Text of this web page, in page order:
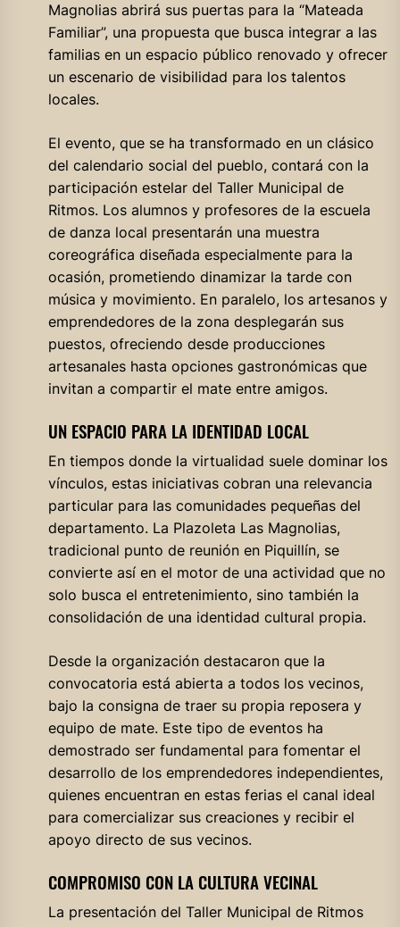
Magnolias abrirá sus puertas para la “Mateada
Familiar”, una propuesta que busca integrar a las
familias en un espacio público renovado y ofrecer
un escenario de visibilidad para los talentos
locales.
El evento, que se ha transformado en un clásico
del calendario social del pueblo, contará con la
participación estelar del Taller Municipal de
Ritmos. Los alumnos y profesores de la escuela
de danza local presentarán una muestra
coreográfica diseñada especialmente para la
ocasión, prometiendo dinamizar la tarde con
música y movimiento. En paralelo, los artesanos y
emprendedores de la zona desplegarán sus
puestos, ofreciendo desde producciones
artesanales hasta opciones gastronómicas que
invitan a compartir el mate entre amigos.
UN ESPACIO PARA LA IDENTIDAD LOCAL
En tiempos donde la virtualidad suele dominar los
vínculos, estas iniciativas cobran una relevancia
particular para las comunidades pequeñas del
departamento. La Plazoleta Las Magnolias,
tradicional punto de reunión en Piquillín, se
convierte así en el motor de una actividad que no
solo busca el entretenimiento, sino también la
consolidación de una identidad cultural propia.
Desde la organización destacaron que la
convocatoria está abierta a todos los vecinos,
bajo la consigna de traer su propia reposera y
equipo de mate. Este tipo de eventos ha
demostrado ser fundamental para fomentar el
desarrollo de los emprendedores independientes,
quienes encuentran en estas ferias el canal ideal
para comercializar sus creaciones y recibir el
apoyo directo de sus vecinos.
COMPROMISO CON LA CULTURA VECINAL
La presentación del Taller Municipal de Ritmos